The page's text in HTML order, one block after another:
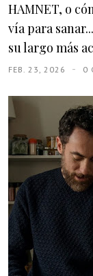
HAMNET, o
vía para
su largo más
FEB. 23, 2026 0